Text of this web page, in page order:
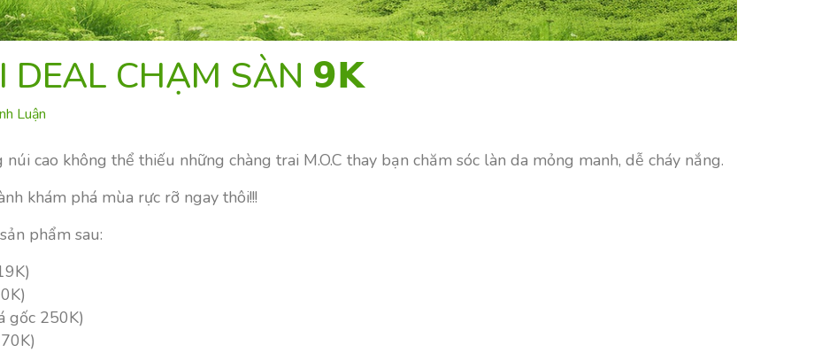
DEAL CHẠM SÀN 𝟵𝗞
Luận
cao không thể thiếu những chàng trai M.O.C thay bạn chăm sóc làn da mỏng manh, dễ cháy nắng.
khám phá mùa rực rỡ ngay thôi!!!
phẩm sau:
gốc 250K)